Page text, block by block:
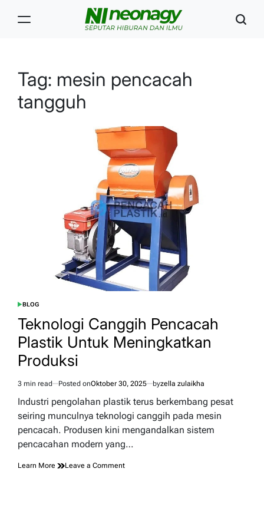
Tag: mesin pencacah
tangguh
POSTED
BLOG
Teknologi Canggih Pencacah
Plastik Untuk Meningkatkan
Produksi
Estimated
read
3 min read Posted onOktober 30, 2025 byzella zulaikha
Industri pengolahan plastik terus berkembang pesat
seiring munculnya teknologi canggih pada mesin
pencacah. Produsen kini mengandalkan sistem
pencacahan modern yang…
Learn More Leave a Commenton